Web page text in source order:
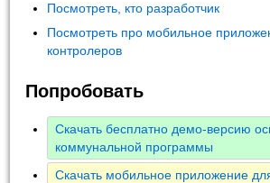
Посмотреть, кто разработчик
Посмотреть про мобильное
контролеров
Попробовать
Скачать бесплатно демо-версию
коммунальной программы
Скачать мобильное приложение